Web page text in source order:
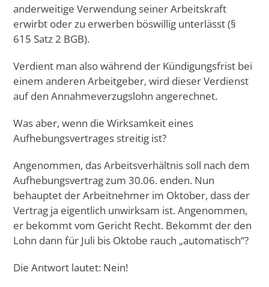
anderweitige Verwendung seiner Arbeitskraft
erwirbt oder zu erwerben böswillig unterlässt (§
615 Satz 2 BGB).
Verdient man also während der Kündigungsfrist bei
einem anderen Arbeitgeber, wird dieser Verdienst
auf den Annahmeverzugslohn angerechnet.
Was aber, wenn die Wirksamkeit eines
Aufhebungsvertrages streitig ist?
Angenommen, das Arbeitsverhältnis soll nach dem
Aufhebungsvertrag zum 30.06. enden. Nun
behauptet der Arbeitnehmer im Oktober, dass der
Vertrag ja eigentlich unwirksam ist. Angenommen,
er bekommt vom Gericht Recht. Bekommt der den
Lohn dann für Juli bis Oktobe rauch „automatisch“?
Die Antwort lautet: Nein!